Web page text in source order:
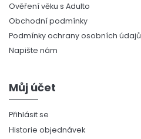
Ověření věku s Adulto
Obchodní podmínky
Podmínky ochrany osobních údajů
Napište nám
Můj účet
Přihlásit se
Historie objednávek